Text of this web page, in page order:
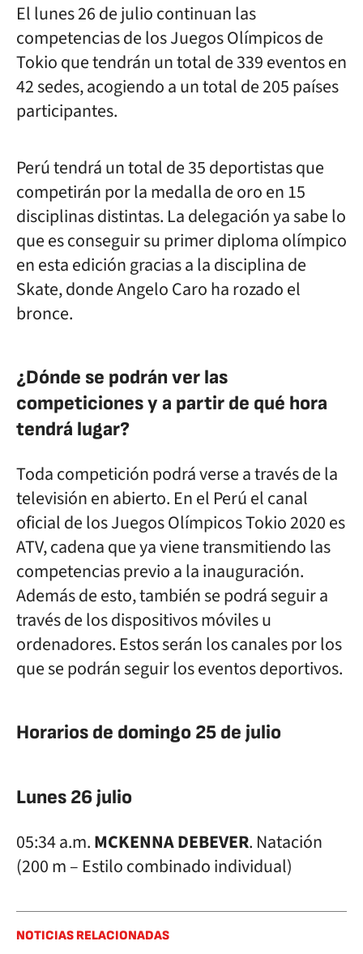
El lunes 26 de julio continuan las
competencias de los Juegos Olímpicos de
Tokio que tendrán un total de 339 eventos en
42 sedes, acogiendo a un total de 205 países
participantes.
Perú tendrá un total de 35 deportistas que
competirán por la medalla de oro en 15
disciplinas distintas. La delegación ya sabe lo
que es conseguir su primer diploma olímpico
en esta edición gracias a la disciplina de
Skate, donde Angelo Caro ha rozado el
bronce.
¿Dónde se podrán ver las
competiciones y a partir de qué hora
tendrá lugar?
Toda competición podrá verse a través de la
televisión en abierto. En el Perú el canal
oficial de los Juegos Olímpicos Tokio 2020 es
ATV, cadena que ya viene transmitiendo las
competencias previo a la inauguración.
Además de esto, también se podrá seguir a
través de los dispositivos móviles u
ordenadores. Estos serán los canales por los
que se podrán seguir los eventos deportivos.
Horarios de domingo 25 de julio
Lunes 26 julio
05:34 a.m.MCKENNA DEBEVER. Natación
(200 m – Estilo combinado individual)
NOTICIAS RELACIONADAS